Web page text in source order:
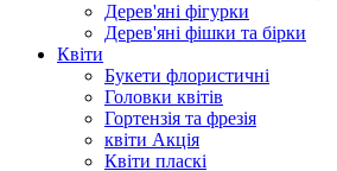
Дерев'яні фігурки
Дерев'яні фішки та бірки
Квіти
Букети флористичні
Головки квітів
Гортензія та фрезія
квіти Акція
Квіти пласкі